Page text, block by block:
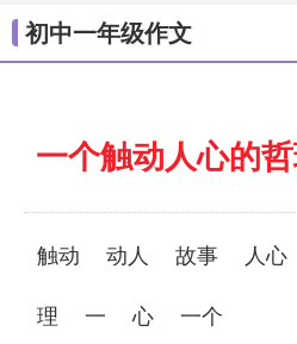
初中一年级作文
一个触动人心的
触动 动人 故事 人心
理 一 心 一个